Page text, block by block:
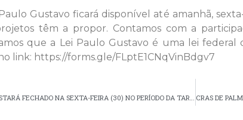
Gustavo ficará disponível até amanhã,
têm a propor. Contamos com a
que a Lei Paulo Gustavo é uma lei
link: https://forms.gle/FLptE1CNqVinBdgv7
AVISO IMPORTANTE: O SETOR DE TFD ESTARÁ FECHADO NA SEXTA-FEIRA (30) NO PERÍODO DA TARDE